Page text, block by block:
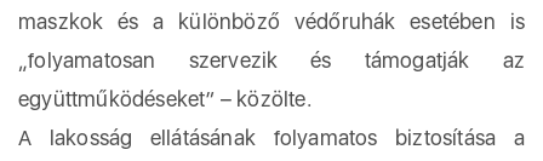
maszkok és a különböző védőruhák esetében is
„folyamatosan szervezik és támogatják az
együttműködéseket” – közölte.
A lakosság ellátásának folyamatos biztosítása a